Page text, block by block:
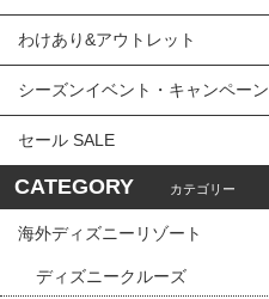
わけあり&アウトレット
シーズンイベント・キャンペーン
セール SALE
CATEGORY カテゴリー
海外ディズニーリゾート
ディズニークルーズ